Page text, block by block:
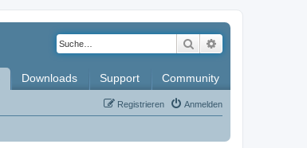
Suche
Downloads Support Community
Anmelden
Registrieren